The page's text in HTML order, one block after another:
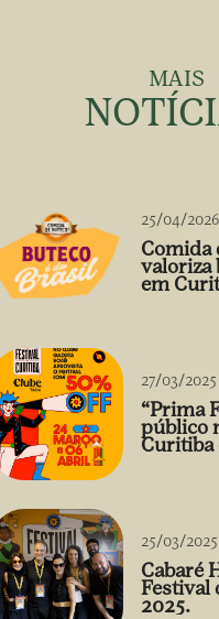
MAIS
25/04/2026
Comida
valoriza
em
27/03/2025
“Prima
público
Curitiba
25/03/2025
Cabaré
Festival
2025.